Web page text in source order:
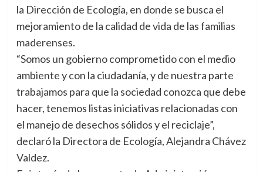
la Dirección de Ecología, en donde se busca el
mejoramiento de la calidad de vida de las familias
maderenses.
“Somos un gobierno comprometido con el medio
ambiente y con la ciudadanía, y de nuestra parte
trabajamos para que la sociedad conozca que debe
hacer, tenemos listas iniciativas relacionadas con
el manejo de desechos sólidos y el reciclaje”,
declaró la Directora de Ecología, Alejandra Chávez
Valdez.